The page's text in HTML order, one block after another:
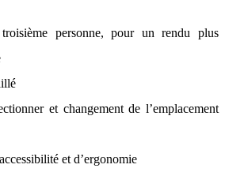
personne, pour un rendu plus
et changement de l’emplacement
et d’ergonomie